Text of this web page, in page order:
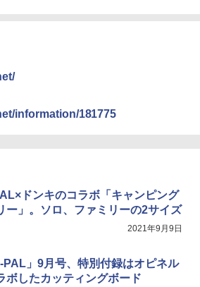
information/181775
ドンキのコラボ「キャンピング
ー」。ソロ、ファミリーの2サイズ
2021年9月9日
PAL」9月号、特別付録はオピネル
ボしたカッティングボード